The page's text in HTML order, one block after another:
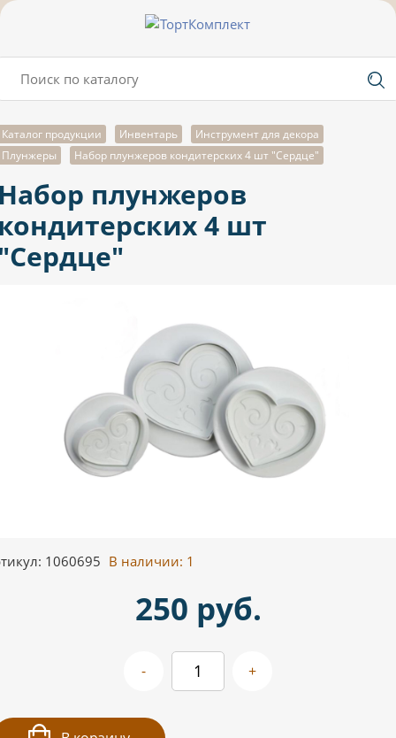
Каталог продукции Инвентарь
Инструмент для декора
Плунжеры
Набор плунжеров кондитерских 4 шт "Сердце"
плунжеров
4 шт
1060695 В наличии: 1
250 руб.
- +